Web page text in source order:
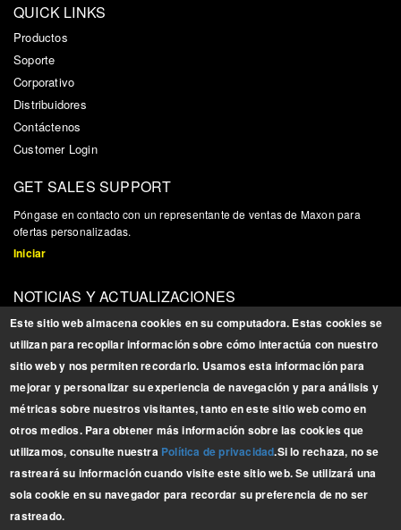
QUICK LINKS
Productos
Soporte
Corporativo
Distribuidores
Contáctenos
Customer Login
GET SALES SUPPORT
Póngase en contacto con un representante de ventas de Maxon para
ofertas personalizadas.
Iniciar
NOTICIAS Y ACTUALIZACIONES
Regístrese para obtener actualizaciones, noticias e información
relacionada con los productos
Registrarse
BROCHURES
Descargue nuestros
Copyright © 2025 Maxon Lift Corp. All rights reserved.
Este sitio web almacena cookies en su computadora. Estas cookies se
utilizan para recopilar información sobre cómo interactúa con nuestro
sitio web y nos permiten recordarlo. Usamos esta información para
mejorar y personalizar su experiencia de navegación y para análisis y
métricas sobre nuestros visitantes, tanto en este sitio web como en
otros medios. Para obtener más información sobre las cookies que
utilizamos, consulte nuestra Política de privacidad.Si lo rechaza, no se
rastreará su información cuando visite este sitio web. Se utilizará una
sola cookie en su navegador para recordar su preferencia de no ser
rastreado.